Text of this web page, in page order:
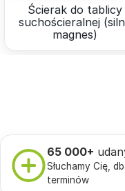
Ścierak do tablicy
suchościeralnej
magnes)
65 000+
Słuchamy Cię,
terminów